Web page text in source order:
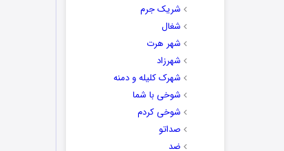
شریک جرم
شغال
شهر هرت
شهرزاد
شهرک کلیله و دمنه
شوخی با شما
شوخی کردم
صداتو
ضد